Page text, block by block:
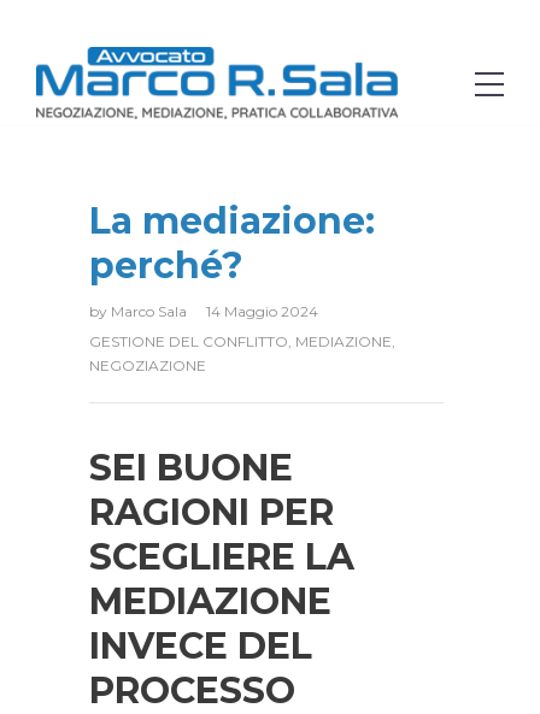
La mediazione:
perché?
by Marco Sala
14 Maggio 2024
GESTIONE DEL CONFLITTO, MEDIAZIONE,
NEGOZIAZIONE
SEI BUONE
RAGIONI PER
SCEGLIERE LA
MEDIAZIONE
INVECE DEL
PROCESSO